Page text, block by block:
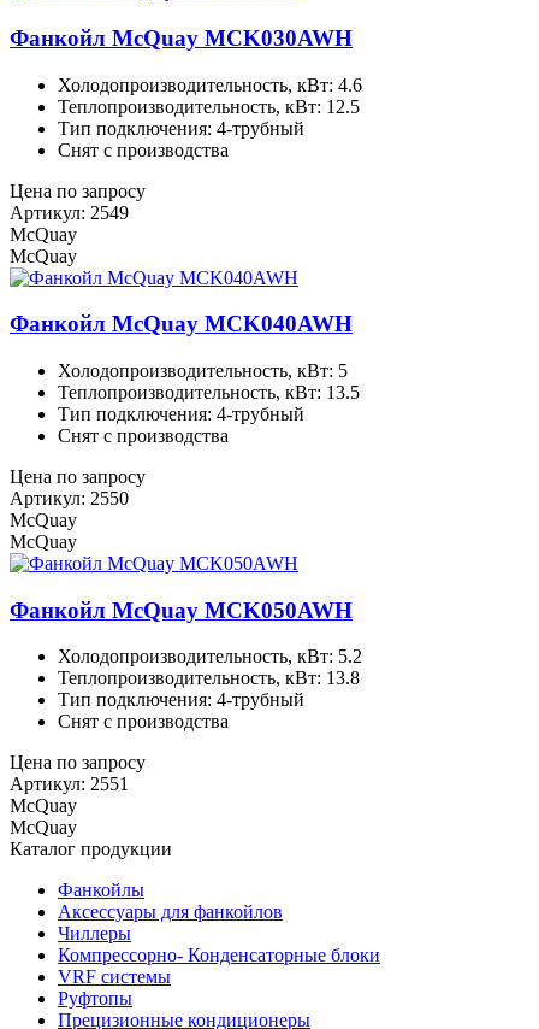
Фанкойл McQuay MCK030AWH
Холодопроизводительность, кВт: 4.6
Теплопроизводительность, кВт: 12.5
Тип подключения: 4-трубный
Снят с производства
Цена по запросу
Артикул: 2549
McQuay
McQuay
Фанкойл McQuay MCK040AWH
Холодопроизводительность, кВт: 5
Теплопроизводительность, кВт: 13.5
Тип подключения: 4-трубный
Снят с производства
Цена по запросу
Артикул: 2550
McQuay
McQuay
Фанкойл McQuay MCK050AWH
Холодопроизводительность, кВт: 5.2
Теплопроизводительность, кВт: 13.8
Тип подключения: 4-трубный
Снят с производства
Цена по запросу
Артикул: 2551
McQuay
McQuay
Каталог продукции
Фанкойлы
Аксессуары для фанкойлов
Чиллеры
Компрессорно- Конденсаторные блоки
VRF системы
Руфтопы
Прецизионные кондиционеры